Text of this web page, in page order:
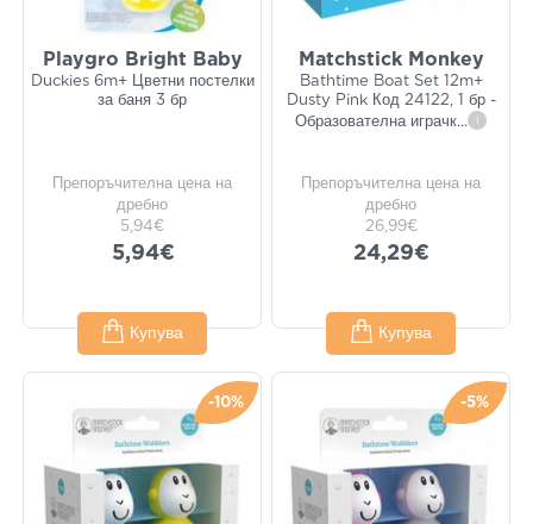
Playgro Bright Baby
Duckies 6m+ Цветни постелки
за баня 3 бр
Препоръчителна цена на
дребно
5,94€
5,94€
Купува
Matchstick Monkey
Bathtime Boat Set 12m+
Dusty Pink Код 24122, 1 бр -
Образователна играчк... i
Препоръчителна цена на
дребно
26,99€
24,29€
Купува
-10% -5%